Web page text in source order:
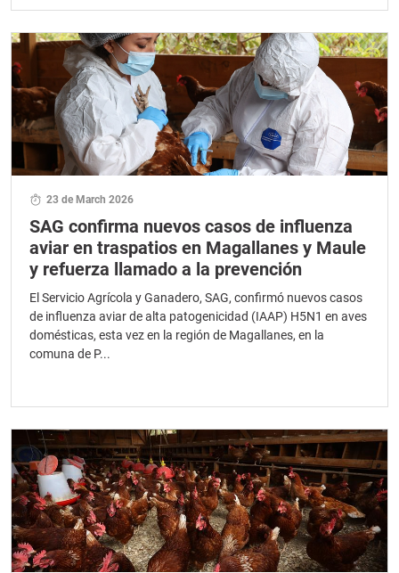
23 de March 2026
SAG confirma nuevos casos de influenza
aviar en traspatios en Magallanes y Maule
y refuerza llamado a la prevención
El Servicio Agrícola y Ganadero, SAG, confirmó nuevos casos
de influenza aviar de alta patogenicidad (IAAP) H5N1 en aves
domésticas, esta vez en la región de Magallanes, en la
comuna de P...